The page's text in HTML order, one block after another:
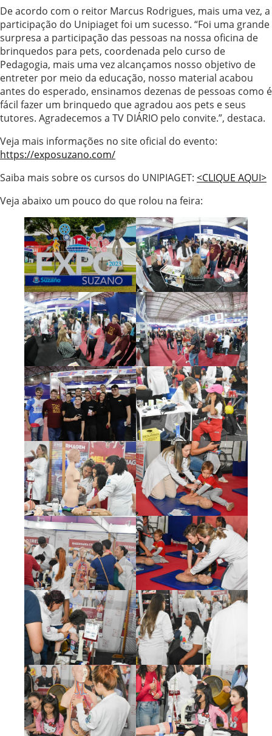
De acordo com o reitor Marcus Rodrigues, mais uma vez, a
participação do Unipiaget foi um sucesso. “Foi uma grande
surpresa a participação das pessoas na nossa oficina de
brinquedos para pets, coordenada pelo curso de
Pedagogia, mais uma vez alcançamos nosso objetivo de
entreter por meio da educação, nosso material acabou
antes do esperado, ensinamos dezenas de pessoas como é
fácil fazer um brinquedo que agradou aos pets e seus
tutores. Agradecemos a TV DIÁRIO pelo convite.”, destaca.
Veja mais informações no site oficial do evento:
https://exposuzano.com/
Saiba mais sobre os cursos do UNIPIAGET: <CLIQUE AQUI>
Veja abaixo um pouco do que rolou na feira: